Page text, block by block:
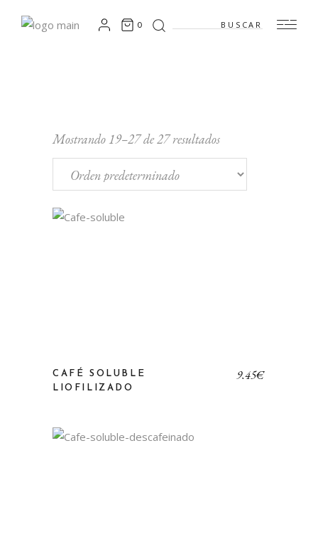
0 Search
for:
Mostrando 19–27 de 27 resultados
CAFÉ SOLUBLE
LIOFILIZADO
9,45€